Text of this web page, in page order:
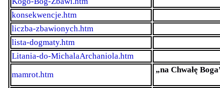
konsekwencje.htm
liczba-zbawionych.htm
lista-dogmaty.htm
Litania-do-MichalaArchaniola.htm
mamrot.htm
„na Chwałę